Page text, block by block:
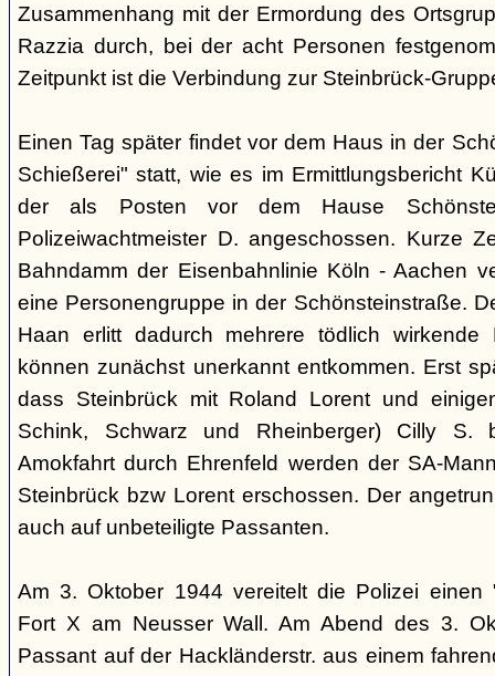
Zusammenhang mit der Ermordung des
Razzia durch, bei der acht Personen
Zeitpunkt ist die Verbindung zur Steinbrück-
Einen Tag später findet vor dem Haus in der
Schießerei" statt, wie es im Ermittlungsbericht
der als Posten vor dem Hause
Polizeiwachtmeister D. angeschossen. Kurze
Bahndamm der Eisenbahnlinie Köln - Aachen
eine Personengruppe in der Schönsteinstraße.
Haan erlitt dadurch mehrere tödlich wirkende
können zunächst unerkannt entkommen. Erst
dass Steinbrück mit Roland Lorent und
Schink, Schwarz und Rheinberger) Cilly S.
Amokfahrt durch Ehrenfeld werden der SA-
Steinbrück bzw Lorent erschossen. Der
auch auf unbeteiligte Passanten.
Am 3. Oktober 1944 vereitelt die Polizei einen
Fort X am Neusser Wall. Am Abend des 3.
Passant auf der Hackländerstr. aus einem